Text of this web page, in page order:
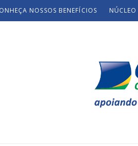
NOSSOS BENEFÍCIOS